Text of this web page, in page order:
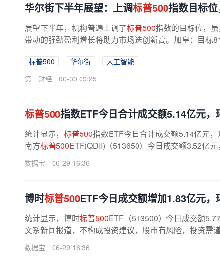
华尔街下半年展望：上调标普500指数目标
展望下半年，机构普遍上调了标普500指数的目标位，
带动的强劲盈利增长将助力市场迭创新高。加皇：目标
标普500 华尔街
人工智能
第一财经
06-30 09:25
标普500指数ETF今日合计成交额5.14亿元，
统计显示， 标普500指数ETF今日合计成交额5.14亿元
南方标普500ETF(QDII)（513650）今日成交额3.52亿
数据宝 06-29 16:36
博时标普500ETF今日成交额增加1.83亿元
统计显示，博时标普500ETF（513500）今日成交额
文系新闻报道，不构成投资建议，股市有风险，投资需
数据宝 06-29 16:36